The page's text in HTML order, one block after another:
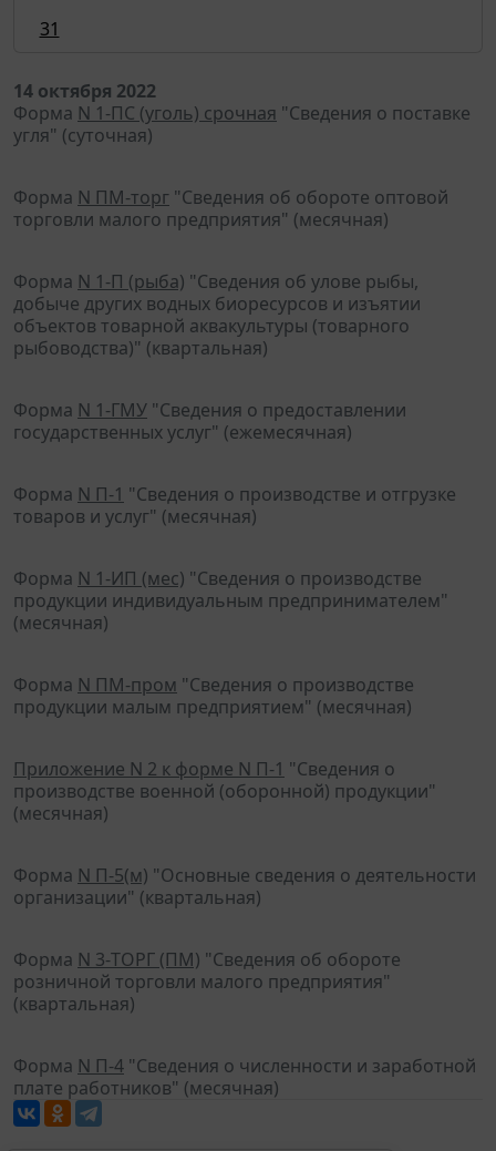
31
14 октября 2022
Форма N 1-ПС (уголь) срочная "Сведения о поставке
угля" (суточная)
Форма N ПМ-торг "Сведения об обороте оптовой
торговли малого предприятия" (месячная)
Форма N 1-П (рыба) "Сведения об улове рыбы,
добыче других водных биоресурсов и изъятии
объектов товарной аквакультуры (товарного
рыбоводства)" (квартальная)
Форма N 1-ГМУ "Сведения о предоставлении
государственных услуг" (ежемесячная)
Форма N П-1 "Сведения о производстве и отгрузке
товаров и услуг" (месячная)
Форма N 1-ИП (мес) "Сведения о производстве
продукции индивидуальным предпринимателем"
(месячная)
Форма N ПМ-пром "Сведения о производстве
продукции малым предприятием" (месячная)
Приложение N 2 к форме N П-1 "Сведения о
производстве военной (оборонной) продукции"
(месячная)
Форма N П-5(м) "Основные сведения о деятельности
организации" (квартальная)
Форма N 3-ТОРГ (ПМ) "Сведения об обороте
розничной торговли малого предприятия"
(квартальная)
Форма N П-4 "Сведения о численности и заработной
плате работников" (месячная)